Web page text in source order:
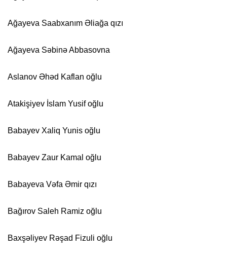
Ağayeva Saabxanım Əliağa qızı
Ağayeva Səbinə Abbasovna
Aslanov Əhəd Kaflan oğlu
Atakişiyev İslam Yusif oğlu
Babayev Xaliq Yunis oğlu
Babayev Zaur Kamal oğlu
Babayeva Vəfa Əmir qızı
Bağırov Saleh Ramiz oğlu
Baxşəliyev Rəşad Fizuli oğlu